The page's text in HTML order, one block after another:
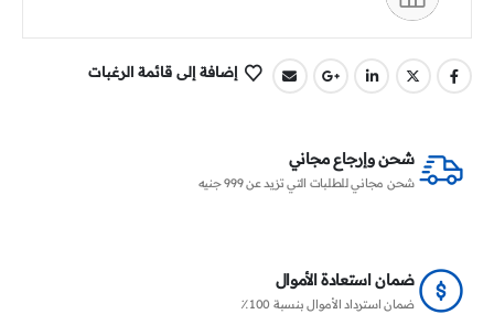
إضافة إلى قائمة الرغبات
شحن وإرجاع مجاني
شحن مجاني للطلبات التي تزيد عن 999 جنيه
ضمان استعادة الأموال
ضمان استرداد الأموال بنسبة 100٪